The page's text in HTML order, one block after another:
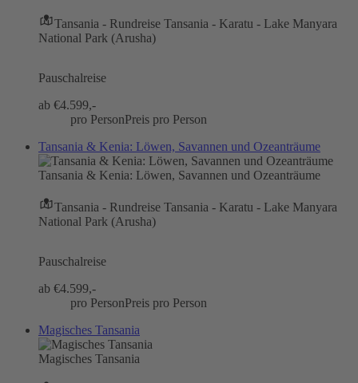
Tansania - Rundreise Tansania - Karatu - Lake Manyara
National Park (Arusha)
Pauschalreise
ab €4.599,-
pro PersonPreis pro Person
Tansania & Kenia: Löwen, Savannen und Ozeanträume
Tansania & Kenia: Löwen, Savannen und Ozeanträume
Tansania - Rundreise Tansania - Karatu - Lake Manyara
National Park (Arusha)
Pauschalreise
ab €4.599,-
pro PersonPreis pro Person
Magisches Tansania
Magisches Tansania